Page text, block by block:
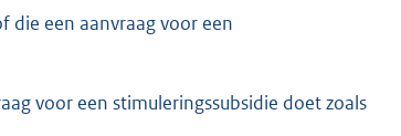
die een aanvraag voor een
voor een stimuleringssubsidie doet zoals